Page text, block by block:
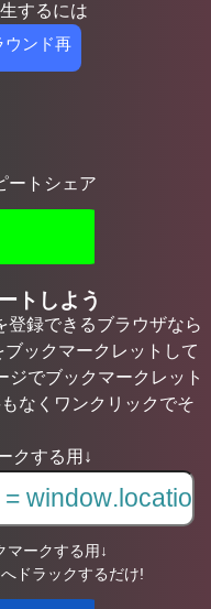
するには
ウンド再
ートシェア
トしよう
登録できるブラウザなら
ックマークレットして
ジでブックマークレット
なくワンクリックでそ
クする用↓
マークする用↓
ドラックするだけ!